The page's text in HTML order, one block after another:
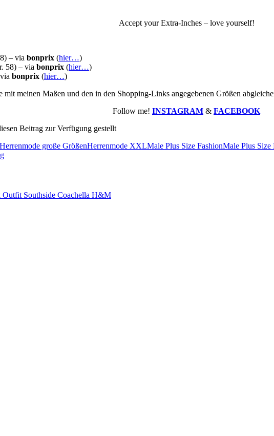
Accept your Extra-Inches – love yourself!
– via bonprix (hier…)
58) – via bonprix (hier…)
bonprix (hier…)
mit meinen Maßen und den in den Shopping-Links angegebenen Größen
Follow me! INSTAGRAM & FACEBOOK
Beitrag zur Verfügung gestellt
Herrenmode große GrößenHerrenmode XXLMale Plus Size FashionMale Plus Size